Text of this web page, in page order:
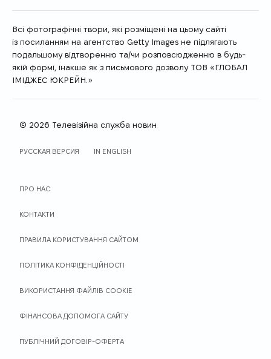
Всі фотографічні твори, які розміщені на цьому сайті
із посиланням на агентство Getty Images не підлягають
подальшому відтворенню та/чи розповсюдженню в будь-
якій формі, інакше як з письмового дозволу ТОВ «ГЛОБАЛ
ІМІДЖЕС ЮКРЕЙН.»
© 2026 Телевізійна служба новин
РУССКАЯ ВЕРСИЯ
IN ENGLISH
ПРО НАС
КОНТАКТИ
ПРАВИЛА КОРИСТУВАННЯ САЙТОМ
ПОЛІТИКА КОНФІДЕНЦІЙНОСТІ
ВИКОРИСТАННЯ ФАЙЛІВ COOKIE
ФІНАНСОВА ДОПОМОГА САЙТУ
ПУБЛІЧНИЙ ДОГОВІР-ОФЕРТА